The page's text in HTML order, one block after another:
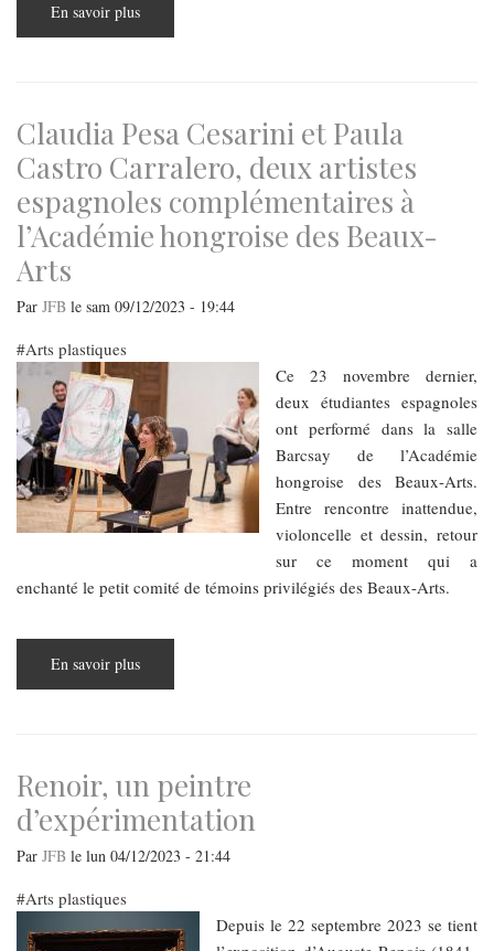
En savoir plus
Absence
Breuer
á
Pécs
Claudia Pesa Cesarini et Paula
Castro Carralero, deux artistes
espagnoles complémentaires à
l’Académie hongroise des Beaux-
Arts
Par JFB le sam 09/12/2023 - 19:44
Arts plastiques
Ce 23 novembre dernier,
deux étudiantes espagnoles
ont performé dans la salle
Barcsay de l’Académie
hongroise des Beaux-Arts.
Entre rencontre inattendue,
violoncelle et dessin, retour
sur ce moment qui a
enchanté le petit comité de témoins privilégiés des Beaux-Arts.
En savoir plus
Pesa
Carralero,
deux
artistes
espagnoles
complémentaires
à
l’Académie
Beaux-
Arts
Renoir, un peintre
d’expérimentation
Par JFB le lun 04/12/2023 - 21:44
Arts plastiques
Depuis le 22 septembre 2023 se tient